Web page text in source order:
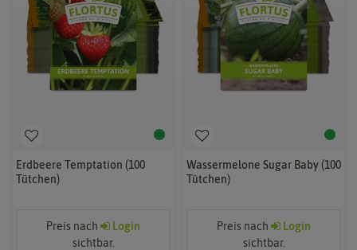
Erdbeere Temptation (100
Tütchen)
Preis nach
Login
sichtbar.
Wassermelone Sugar Baby (100
Tütchen)
Preis nach
Login
sichtbar.